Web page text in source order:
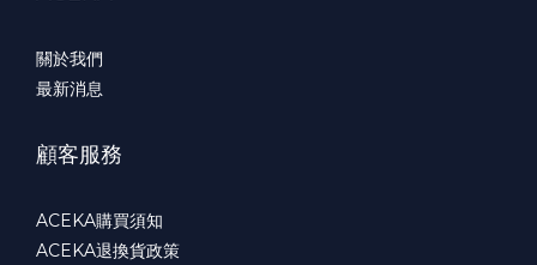
關於我們
最新消息
顧客服務
ACEKA購買須知
ACEKA退換貨政策